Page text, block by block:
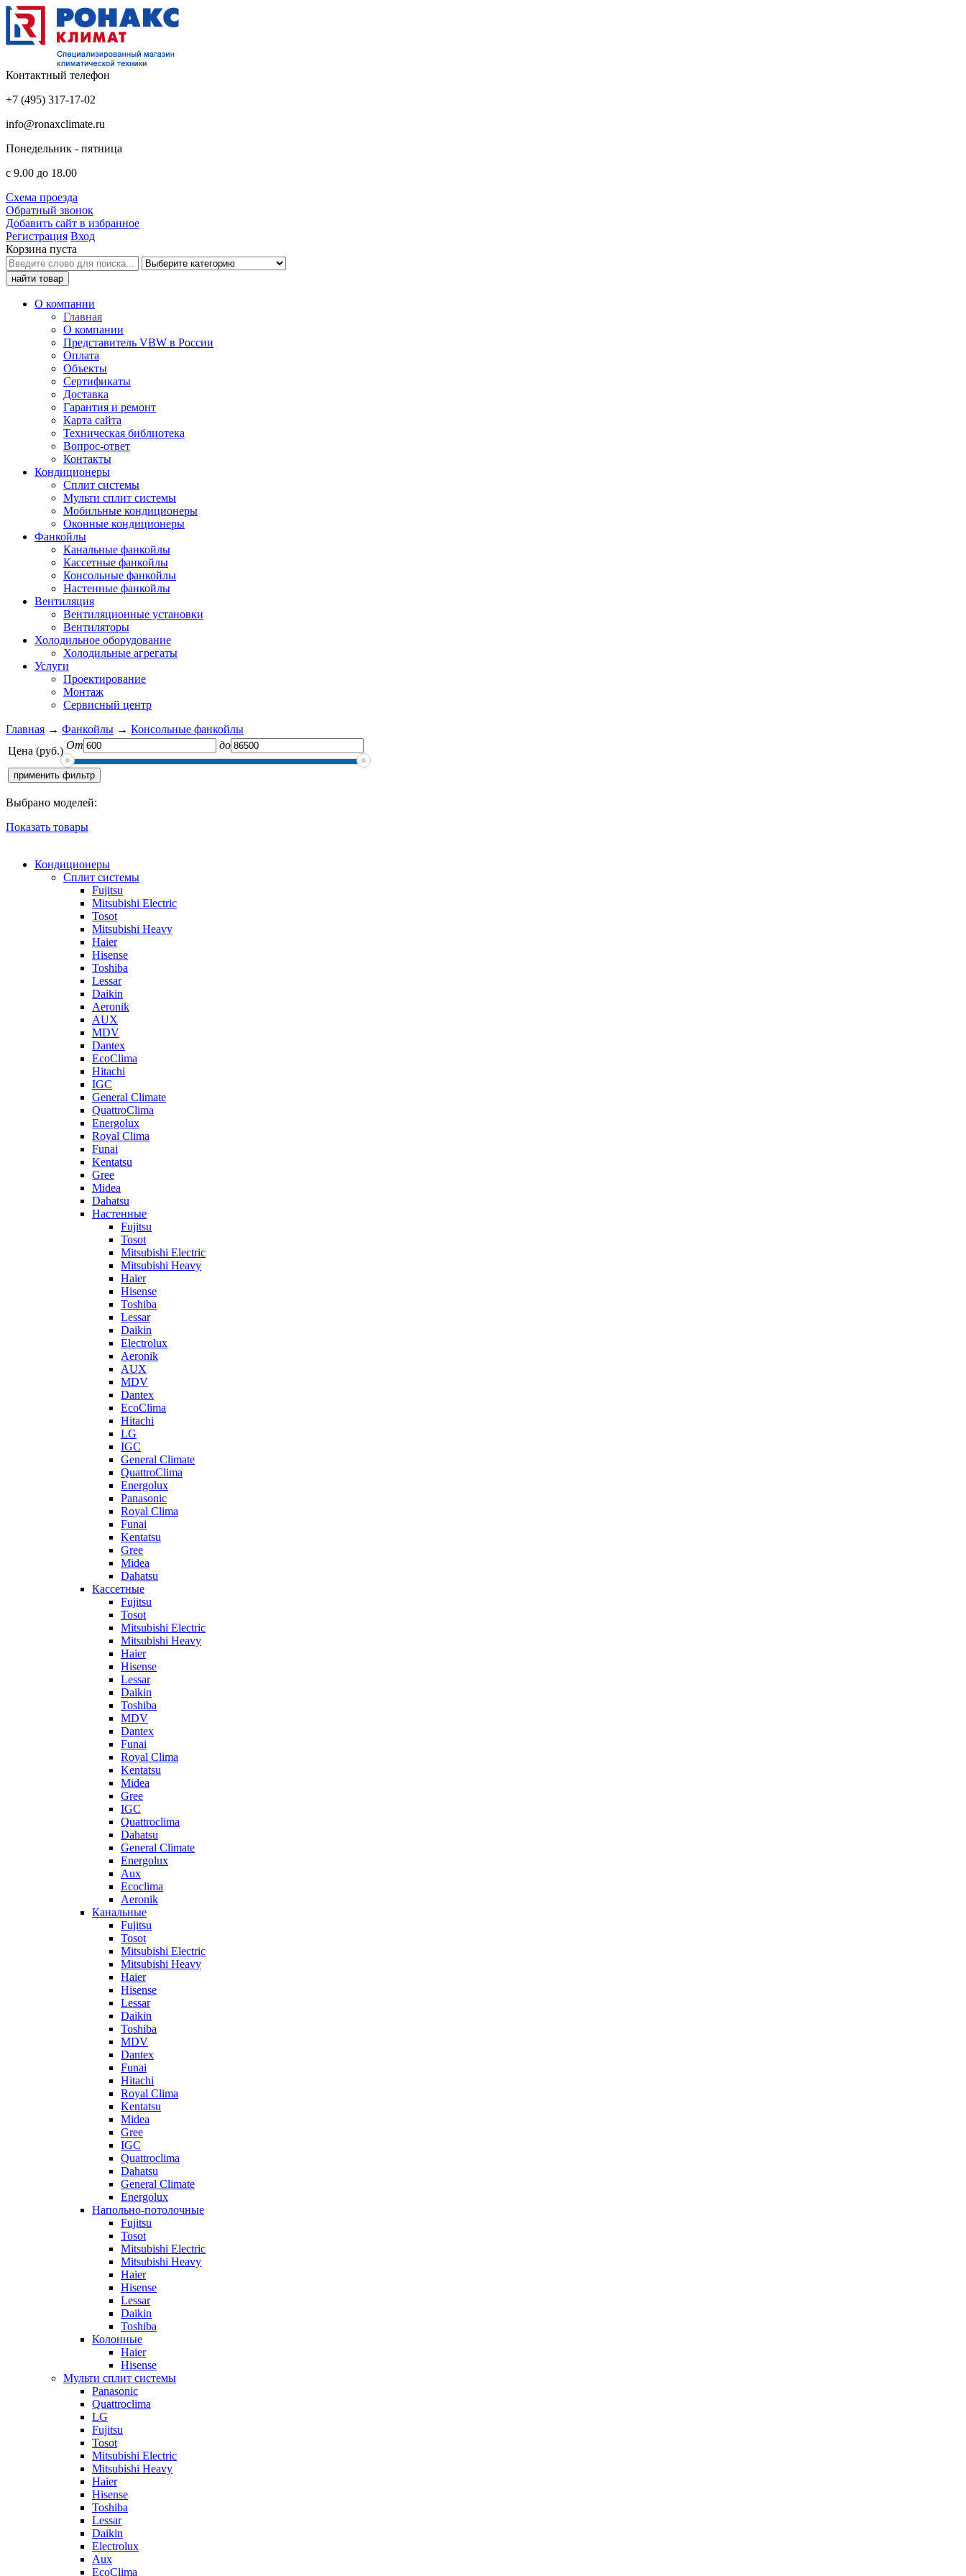
Контактный телефон
+7 (495) 317-17-02
info@ronaxclimate.ru
Понедельник - пятница
с 9.00 до 18.00
Схема проезда
Обратный звонок
Добавить сайт в избранное
Регистрация Вход
Корзина пуста
О компании
Главная
О компании
Представитель VBW в России
Оплата
Объекты
Сертификаты
Доставка
Гарантия и ремонт
Карта сайта
Техническая библиотека
Вопрос-ответ
Контакты
Кондиционеры
Сплит системы
Мульти сплит системы
Мобильные кондиционеры
Оконные кондиционеры
Фанкойлы
Канальные фанкойлы
Кассетные фанкойлы
Консольные фанкойлы
Настенные фанкойлы
Вентиляция
Вентиляционные установки
Вентиляторы
Холодильное оборудование
Холодильные агрегаты
Услуги
Проектирование
Монтаж
Сервисный центр
Главная → Фанкойлы → Консольные фанкойлы
Цена (руб.) От до
Выбрано моделей:
Показать товары
Кондиционеры
Сплит системы
Fujitsu
Mitsubishi Electric
Tosot
Mitsubishi Heavy
Haier
Hisense
Toshiba
Lessar
Daikin
Aeronik
AUX
MDV
Dantex
EcoClima
Hitachi
IGC
General Climate
QuattroClima
Energolux
Royal Clima
Funai
Kentatsu
Gree
Midea
Dahatsu
Настенные
Fujitsu
Tosot
Mitsubishi Electric
Mitsubishi Heavy
Haier
Hisense
Toshiba
Lessar
Daikin
Electrolux
Aeronik
AUX
MDV
Dantex
EcoClima
Hitachi
LG
IGC
General Climate
QuattroClima
Energolux
Panasonic
Royal Clima
Funai
Kentatsu
Gree
Midea
Dahatsu
Кассетные
Fujitsu
Tosot
Mitsubishi Electric
Mitsubishi Heavy
Haier
Hisense
Lessar
Daikin
Toshiba
MDV
Dantex
Funai
Royal Clima
Kentatsu
Midea
Gree
IGC
Quattroclima
Dahatsu
General Climate
Energolux
Aux
Ecoclima
Aeronik
Канальные
Fujitsu
Tosot
Mitsubishi Electric
Mitsubishi Heavy
Haier
Hisense
Lessar
Daikin
Toshiba
MDV
Dantex
Funai
Hitachi
Royal Clima
Kentatsu
Midea
Gree
IGC
Quattroclima
Dahatsu
General Climate
Energolux
Напольно-потолочные
Fujitsu
Tosot
Mitsubishi Electric
Mitsubishi Heavy
Haier
Hisense
Lessar
Daikin
Toshiba
Колонные
Haier
Hisense
Мульти сплит системы
Panasonic
Quattroclima
LG
Fujitsu
Tosot
Mitsubishi Electric
Mitsubishi Heavy
Haier
Hisense
Toshiba
Lessar
Daikin
Electrolux
Aux
EcoClima